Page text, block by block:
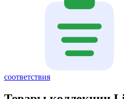
соответствия